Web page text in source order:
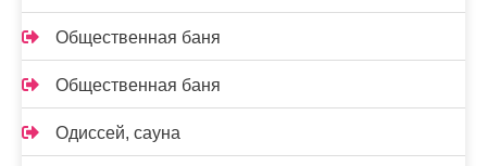
Общественная баня
Общественная баня
Одиссей, сауна